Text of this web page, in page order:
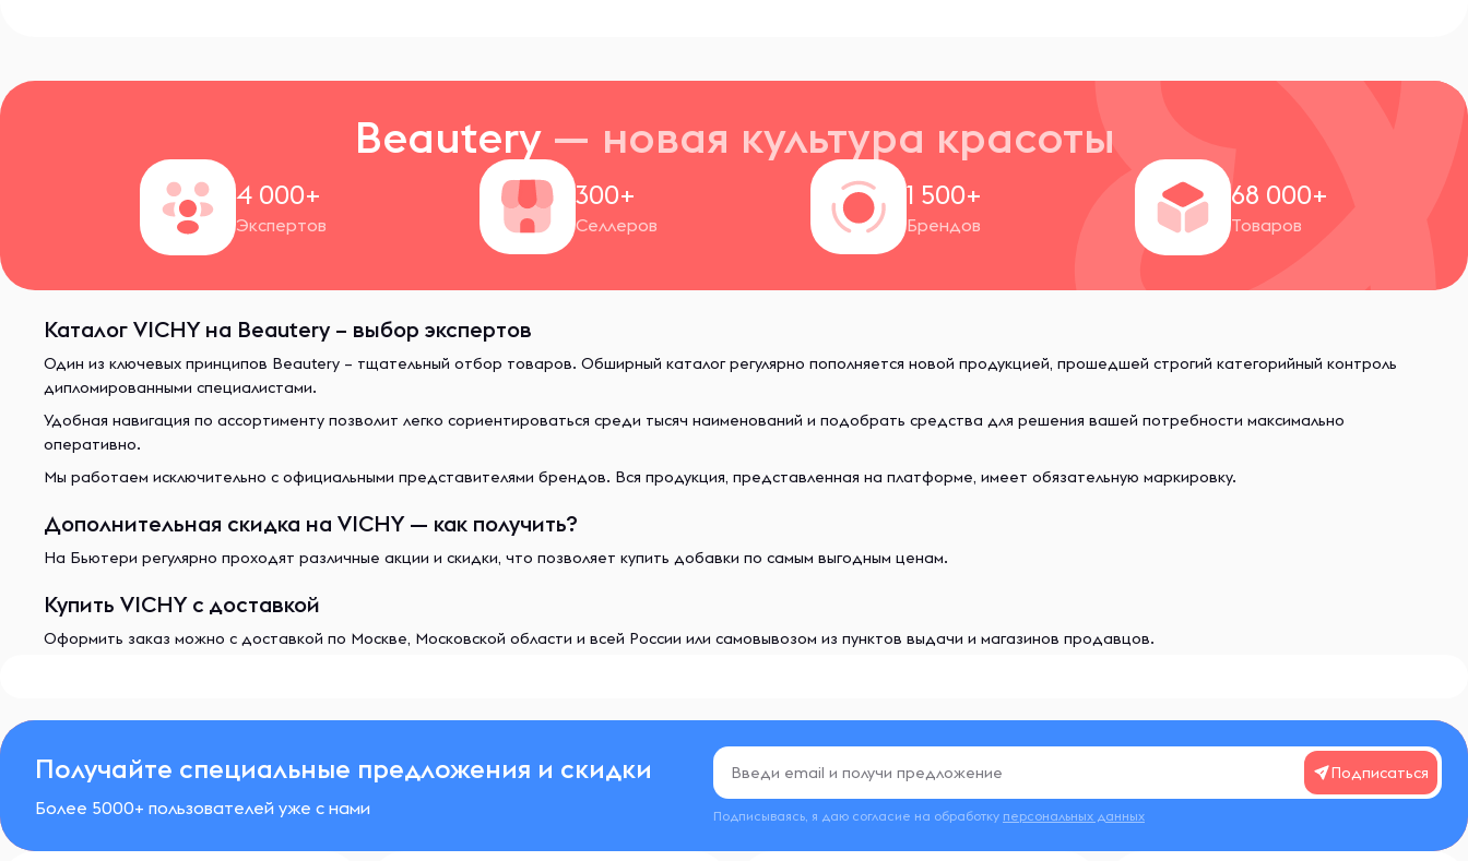
Beautery — новая культура красоты
4 000+
Экспертов
300+
Селлеров
1 500+
Брендов
68 000+
Товаров
Каталог VICHY на Beautery – выбор экспертов
Один из ключевых принципов Beautery – тщательный отбор товаров. Обширный каталог регулярно пополняется новой продукцией, прошедшей строгий категорийный контроль
дипломированными специалистами.
Удобная навигация по ассортименту позволит легко сориентироваться среди тысяч наименований и подобрать средства для решения вашей потребности максимально
оперативно.
Мы работаем исключительно с официальными представителями брендов. Вся продукция, представленная на платформе, имеет обязательную маркировку.
Дополнительная скидка на VICHY — как получить?
На Бьютери регулярно проходят различные акции и скидки, что позволяет купить добавки по самым выгодным ценам.
Купить VICHY с доставкой
Оформить заказ можно с доставкой по Москве, Московской области и всей России или самовывозом из пунктов выдачи и магазинов продавцов.
Получайте специальные предложения и скидки
Более 5000+ пользователей уже с нами
Подписаться
Подписываясь, я даю согласие на обработку персональных данных